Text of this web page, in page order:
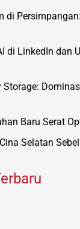
di
di LinkedIn dan
Storage:
Baru Serat
Selatan